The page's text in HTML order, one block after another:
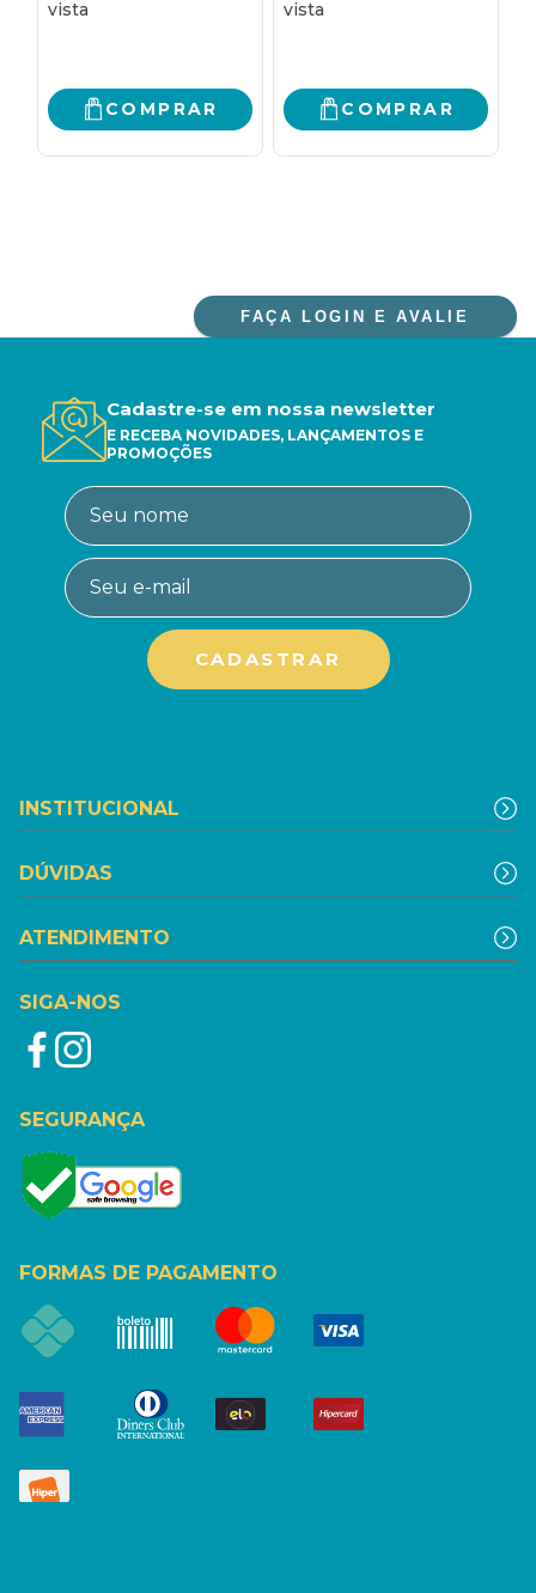
COMPRAR COMPRAR
FAÇA LOGIN E AVALIE
Cadastre-se em nossa newsletter
E RECEBA NOVIDADES, LANÇAMENTOS E
PROMOÇÕES
INSTITUCIONAL
DÚVIDAS
ATENDIMENTO
SIGA-NOS
SEGURANÇA
FORMAS DE PAGAMENTO